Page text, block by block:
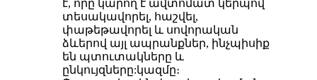
է, որը կարող է ավտոմատ կերպով
տեսակավորել, հաշվել,
փաթեթավորել և սովորական
ձևերով այլ ապրանքներ, ինչպիսիք
են պտուտակները և
ընկույզները:կազմը։